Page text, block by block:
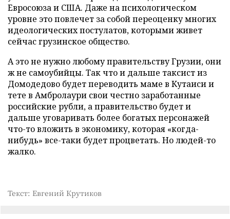
Евросоюза и США. Даже на психологическом
уровне это повлечет за собой переоценку многих
идеологических постулатов, которыми живет
сейчас грузинское общество.
А это не нужно любому правительству Грузии, они
ж не самоубийцы. Так что и дальше таксист из
Домодедово будет переводить маме в Кутаиси и
тете в Амбролаури свои честно заработанные
российские рубли, а правительство будет и
дальше уговаривать более богатых персонажей
что-то вложить в экономику, которая «когда-
нибудь» все-таки будет процветать. Но людей-то
жалко.
Текст: Евгений Крутиков